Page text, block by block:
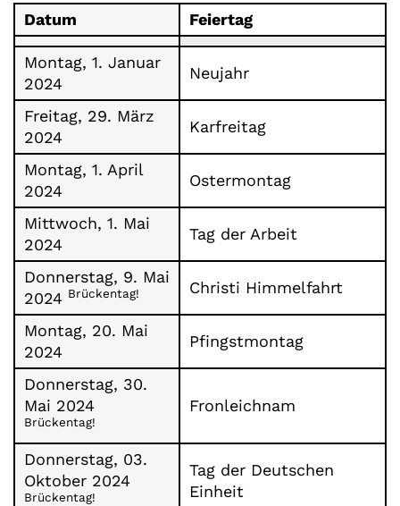
Datum Feiertag
Montag, 1. Januar
2024
Neujahr
Freitag, 29. März
2024
Karfreitag
Montag, 1. April
2024
Ostermontag
Mittwoch, 1. Mai
2024
Tag der Arbeit
Donnerstag, 9. Mai
2024 Brückentag! Christi Himmelfahrt
Montag, 20. Mai
2024
Pfingstmontag
Donnerstag, 30.
Mai 2024
Brückentag!
Fronleichnam
Donnerstag, 03.
Oktober 2024
Brückentag!
Tag der Deutschen
Einheit